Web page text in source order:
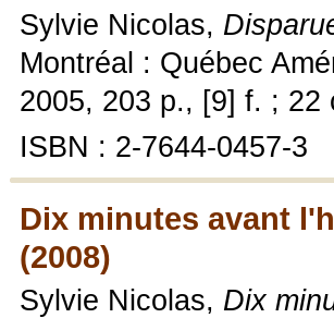
Sylvie Nicolas,
Montréal : Québec
2005, 203 p., [9] f. ; 22
ISBN : 2-7644-0457-3
Dix minutes avant
(2008)
Sylvie Nicolas, Dix